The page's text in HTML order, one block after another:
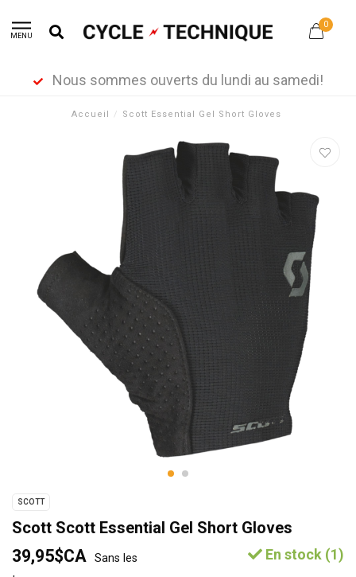
MENU
0
Nous sommes ouverts du lundi au samedi!
Accueil / Scott Essential Gel Short Gloves
SCOTT
Scott Scott Essential Gel Short Gloves
39,95$CA Sans les
En stock (1)